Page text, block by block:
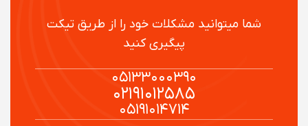
شما میتوانید مشکلات خود را از طریق تیکت
پیگیری کنید
۰۵۱۳۳۰۰۰۳۹۰
۰۲۱۹۱۰۱۲۵۸۵
۰۵۱۹۱۰۱۴۷۱۴